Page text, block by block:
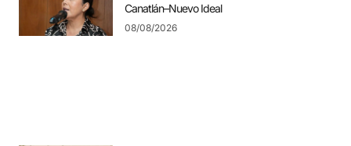
Canatlán–Nuevo Ideal
08/08/2026